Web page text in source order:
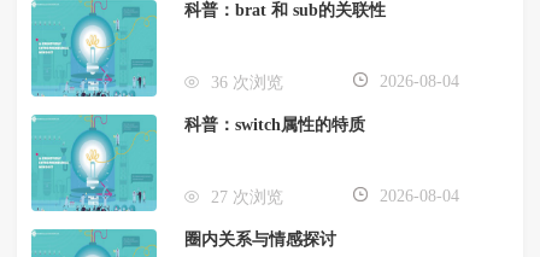
科普：brat 和 sub的关联性
36 次浏览 2026-08-04
科普：switch属性的特质
27 次浏览 2026-08-04
圈内关系与情感探讨